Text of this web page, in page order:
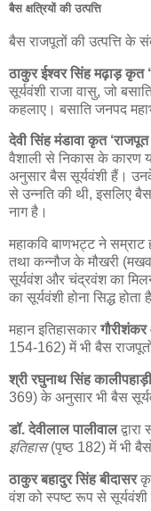
बैस क्षत्रियों की उत्पत्ति
बैस राजपूतों की उत्पत्ति
ठाकुर ईश्वर सिंह मढ़ाड़ कृत
सूर्यवंशी राजा वासु, जो
कहलाए। बसाति जनपद
देवी सिंह मंडावा कृत
वैशाली से निकास के
अनुसार बैस सूर्यवंशी हैं।
से उन्नति की थी, इसलिए
नाग है।
महाकवि बाणभट्ट ने सम्राट
तथा कन्नौज के मौखरी
सूर्यवंश और चंद्रवंश का
का सूर्यवंशी होना सिद्ध होता
महान इतिहासकार
154-162) में भी बैस
श्री रघुनाथ सिंह कालीपहाड़ी
369) के अनुसार भी बैस
डॉ. देवीलाल पालीवालद्वारा
इतिहास(पृष्ठ 182) में भी
ठाकुर बहादुर सिंह बीदासर
वंश को स्पष्ट रूप से सूर्यवंशी